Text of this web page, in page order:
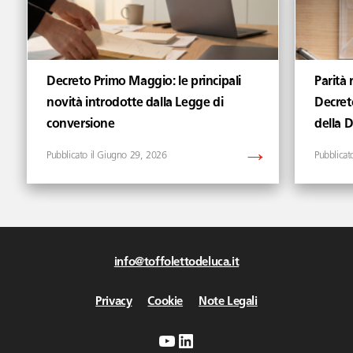
Decreto Primo Maggio: le principali
novità introdotte dalla Legge di
conversione
Giugno 29, 2026
Parità
della
info@toffolettodeluca.it
Privacy Cookie Note Legali
YouTube
LinkedIn